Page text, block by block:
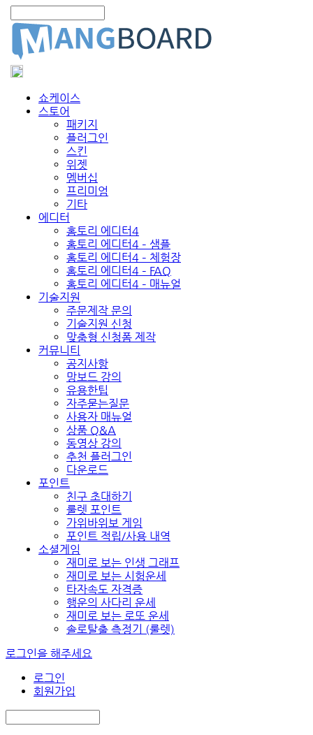
쇼케이스
스토어
패키지
플러그인
스킨
위젯
멤버십
프리미엄
기타
에디터
홈토리 에디터4
홈토리 에디터4 – 샘플
홈토리 에디터4 – 체험장
홈토리 에디터4 – FAQ
홈토리 에디터4 – 매뉴얼
기술지원
주문제작 문의
기술지원 신청
맞춤형 신청폼 제작
커뮤니티
공지사항
망보드 강의
유용한팁
자주묻는질문
사용자 매뉴얼
상품 Q&A
동영상 강의
추천 플러그인
다운로드
포인트
친구 초대하기
룰렛 포인트
가위바위보 게임
포인트 적립/사용 내역
소셜게임
재미로 보는 인생 그래프
재미로 보는 시험운세
타자속도 자격증
행운의 사다리 운세
재미로 보는 로또 운세
솔로탈출 측정기 (룰렛)
로그인을 해주세요
로그인
회원가입